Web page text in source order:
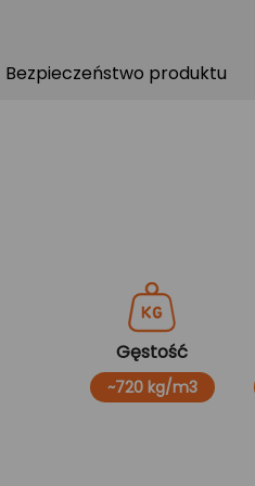
Bezpieczeństwo produktu
Gęstość
~720 kg/m3